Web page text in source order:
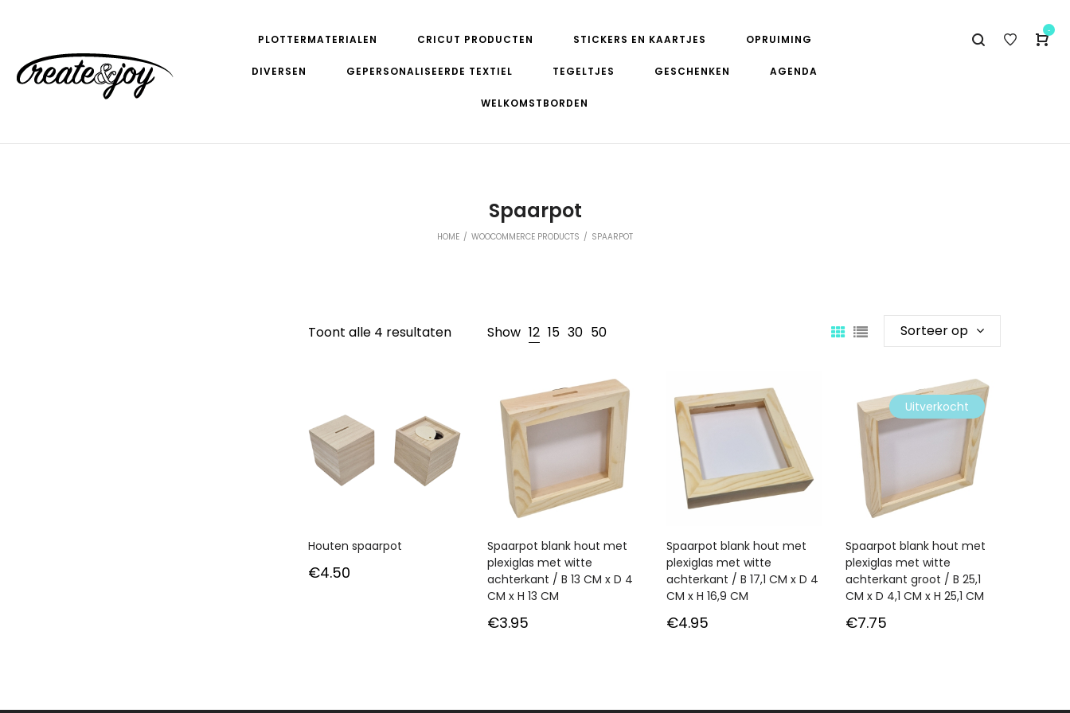
PLOTTERMATERIALEN CRICUT PRODUCTEN STICKERS EN KAARTJES OPRUIMING
DIVERSEN GEPERSONALISEERDE TEXTIEL TEGELTJES GESCHENKEN AGENDA
WELKOMSTBORDEN
-
Spaarpot
HOME / WOOCOMMERCE PRODUCTS / SPAARPOT
Toont alle 4 resultaten Show 12 15 30 50 Sorteer op
Houten spaarpot
€4.50
Spaarpot blank hout met
plexiglas met witte
achterkant / B 13 CM x D 4
CM x H 13 CM
€3.95
Spaarpot blank hout met
plexiglas met witte
achterkant / B 17,1 CM x D 4
CM x H 16,9 CM
€4.95
Uitverkocht
Spaarpot blank hout met
plexiglas met witte
achterkant groot / B 25,1
CM x D 4,1 CM x H 25,1 CM
€7.75